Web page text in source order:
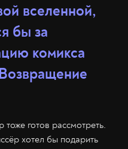
вселенной,
бы за
комикса
готов рассмотреть.
хотел бы подарить